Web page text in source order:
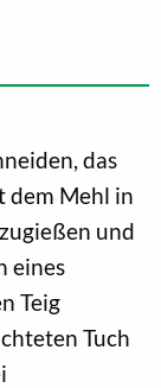
das
dem Mehl in
und
eines
Teig
Tuch